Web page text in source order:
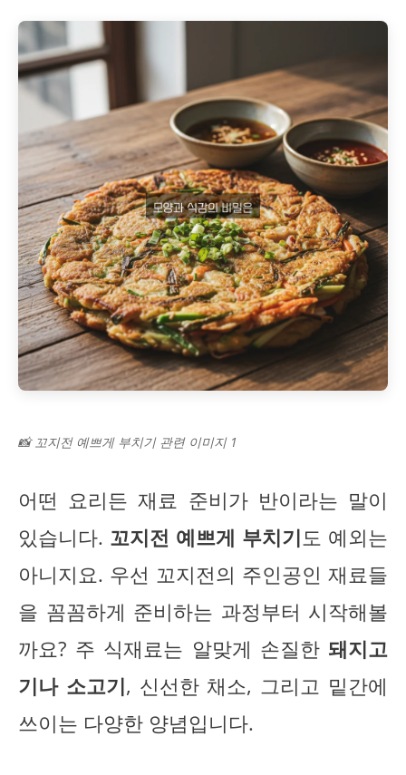
📸 꼬지전 예쁘게 부치기 관련 이미지 1
어떤 요리든 재료 준비가 반이라는 말이
있습니다. 꼬지전 예쁘게 부치기 도 예외는
아니지요. 우선 꼬지전의 주인공인 재료들
을 꼼꼼하게 준비하는 과정부터 시작해볼
까요? 주 식재료는 알맞게 손질한 돼지고
기나 소고기, 신선한 채소, 그리고 밑간에
쓰이는 다양한 양념입니다.